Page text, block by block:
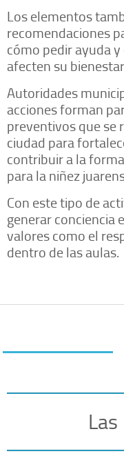
Los elementos
recomendaciones
cómo pedir ayuda
afecten su
Autoridades
acciones forman
preventivos que se
ciudad para
contribuir a la
para la niñez
Con este tipo de
generar conciencia
valores como el
dentro de las aulas.